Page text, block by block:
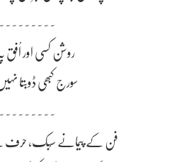
~~~~~~~~~
روشن کسی اور اُفق
سورج کبھی ڈوبتا
~~~~~~~~~
فن کے پیمانے سُبک، حرف